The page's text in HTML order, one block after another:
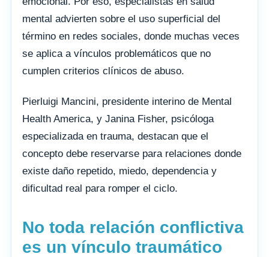
mental advierten sobre el uso superficial del
término en redes sociales, donde muchas veces
se aplica a vínculos problemáticos que no
cumplen criterios clínicos de abuso.
Pierluigi Mancini, presidente interino de Mental
Health America, y Janina Fisher, psicóloga
especializada en trauma, destacan que el
concepto debe reservarse para relaciones donde
existe daño repetido, miedo, dependencia y
dificultad real para romper el ciclo.
No toda relación conflictiva
es un vínculo traumático